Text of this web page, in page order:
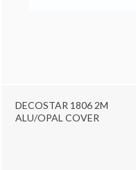
DECOSTAR 1806 2M
ALU/OPAL COVER